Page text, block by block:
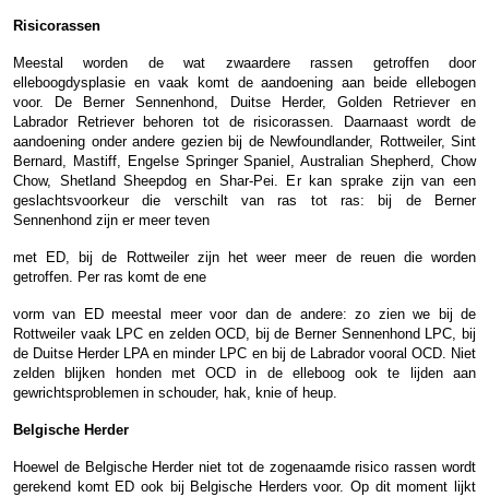
Risicorassen
Meestal worden de wat zwaardere rassen getroffen door
elleboogdysplasie en vaak komt de aandoening aan beide ellebogen
voor. De Berner Sennenhond, Duitse Herder, Golden Retriever en
Labrador Retriever behoren tot de risicorassen. Daarnaast wordt de
aandoening onder andere gezien bij de Newfoundlander, Rottweiler, Sint
Bernard, Mastiff, Engelse Springer Spaniel, Australian Shepherd, Chow
Chow, Shetland Sheepdog en Shar-Pei. Er kan sprake zijn van een
geslachtsvoorkeur die verschilt van ras tot ras: bij de Berner
Sennenhond zijn er meer teven
met ED, bij de Rottweiler zijn het weer meer de reuen die worden
getroffen. Per ras komt de ene
vorm van ED meestal meer voor dan de andere: zo zien we bij de
Rottweiler vaak LPC en zelden OCD, bij de Berner Sennenhond LPC, bij
de Duitse Herder LPA en minder LPC en bij de Labrador vooral OCD. Niet
zelden blijken honden met OCD in de elleboog ook te lijden aan
gewrichtsproblemen in schouder, hak, knie of heup.
Belgische Herder
Hoewel de Belgische Herder niet tot de zogenaamde risico rassen wordt
gerekend komt ED ook bij Belgische Herders voor. Op dit moment lijkt